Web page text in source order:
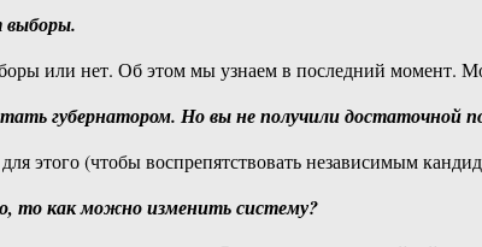
выборы.
или нет. Об этом мы узнаем в последний момент.
губернатором. Но вы не получили достаточной
этого (чтобы воспрепятствовать независимым
то как можно изменить систему?